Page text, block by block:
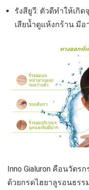
รังสียูวี: ตัวดีทำให้เกิ
เสียน้ำดูแห้งกร้าน มีอ
Inno Gialuron คือนวัต
ด้วยกรดไฮยาลูรอนธร